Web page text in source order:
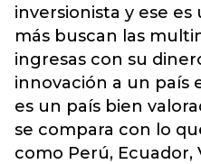
inversionista y ese
más buscan las
ingresas con su
innovación a un país
es un país bien
se compara con lo
como Perú, Ecuador,